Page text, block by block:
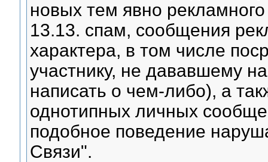
новых тем явно рекламного
13.13. спам, сообщения
характера, в том числе
участнику, не дававшему
написать о чем-либо), а
однотипных личных
подобное поведение
Cвязи".